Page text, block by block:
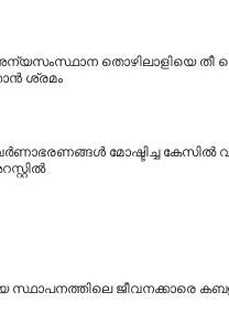
തൊഴിലാളിയെ തീ
ശ്രമം
മോഷ്ടിച്ച കേസിൽ
ജീവനക്കാരെ